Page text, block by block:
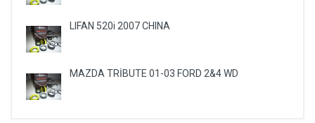
LIFAN 520i 2007 CHINA
MAZDA TRİBUTE 01-03 FORD 2&4 WD